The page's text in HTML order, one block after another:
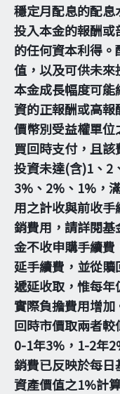
穩定月配息的配
投入本金的報酬
的任何資本利得
值，以及可供未來
本金成長幅度可
資的正報酬或高
價幣別受益權單
買回時支付，且該
投資未達(含)1、2
3%、2%、1%，
用之計收與前收
銷費用，請詳閱
金不收申購手續
延手續費，並從
遞延收取，惟每
實際負擔費用增
回時市價取兩者較
0-1年3%，1-2年
銷費已反映於每
資產價值之1%計